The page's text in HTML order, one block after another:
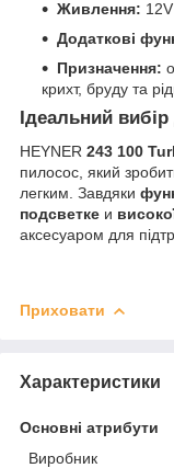
Живлення:
Додаткові
Призначення:
крихт, бруду та
Ідеальний
HEYNER 243 100
пилосос, який
легким. Завдяки
подсветке и
аксесуаром для
Приховати
Характеристики
Основні атрибути
Виробник